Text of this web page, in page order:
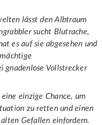
lässt den Albtraum
sucht Blutrache,
es auf sie abgesehen und
gnadenlose Vollstrecker
einzige Chance, um
zu retten und einen
Gefallen einfordern.